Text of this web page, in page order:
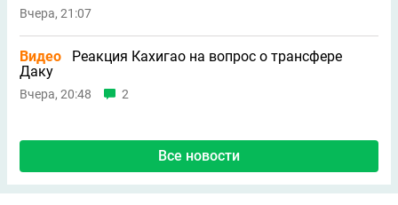
Вчера, 21:07
Видео
Реакция Кахигао на вопрос о трансфере
Даку
Вчера, 20:48 2
Все новости